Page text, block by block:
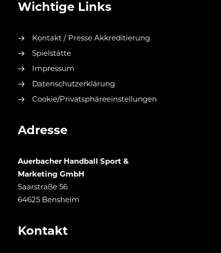
Wichtige Links
Kontakt / Presse Akkreditierung
Spielstätte
Impressum
Datenschutzerklärung
Cookie/Privatsphäreeinstellungen
Adresse
Auerbacher Handball Sport &
Marketing GmbH
Saarstraße 56
64625 Bensheim
Kontakt